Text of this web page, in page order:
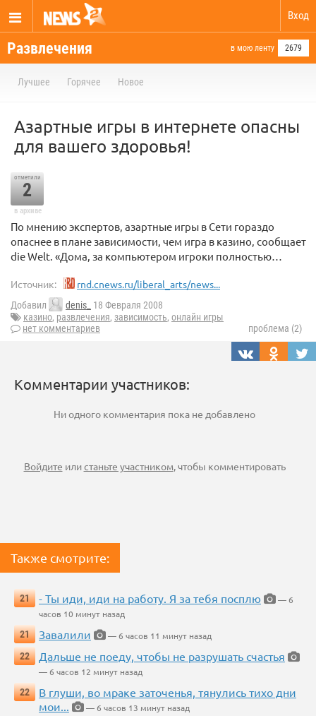
Вход
Развлечения в мою ленту 2679
Лучшее Горячее Новое
Азартные игры в интернете опасны
для вашего здоровья!
отметили
2
в архиве
По мнению экспертов, азартные игры в Сети гораздо
опаснее в плане зависимости, чем игра в казино, сообщает
die Welt. «Дома, за компьютером игроки полностью…
Источник: rnd.cnews.ru/liberal_arts/news...
Добавил denis_
18 Февраля 2008
казино, развлечения, зависимость, онлайн игры
нет комментариев
проблема (2)
Комментарии участников:
Ни одного комментария пока не добавлено
Войдите илистаньте участником, чтобы комментировать
Также смотрите:
21 - Ты иди, иди на работу. Я за тебя посплю
— 6
часов 10 минут назад
21
Завалили
— 6 часов 11 минут назад
22
Дальше не поеду, чтобы не разрушать счастья
— 6 часов 12 минут назад
22
В глуши, во мраке заточенья, тянулись тихо дни
мои...
— 6 часов 13 минут назад